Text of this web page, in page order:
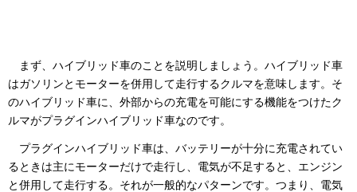
まず、ハイブリッド車のことを説明しましょう。ハイブリッド車
はガソリンとモーターを併用して走行するクルマを意味します。そ
のハイブリッド車に、外部からの充電を可能にする機能をつけたク
ルマがプラグインハイブリッド車なのです。
プラグインハイブリッド車は、バッテリーが十分に充電されてい
るときは主にモーターだけで走行し、電気が不足すると、エンジン
と併用して走行する。それが一般的なパターンです。つまり、電気